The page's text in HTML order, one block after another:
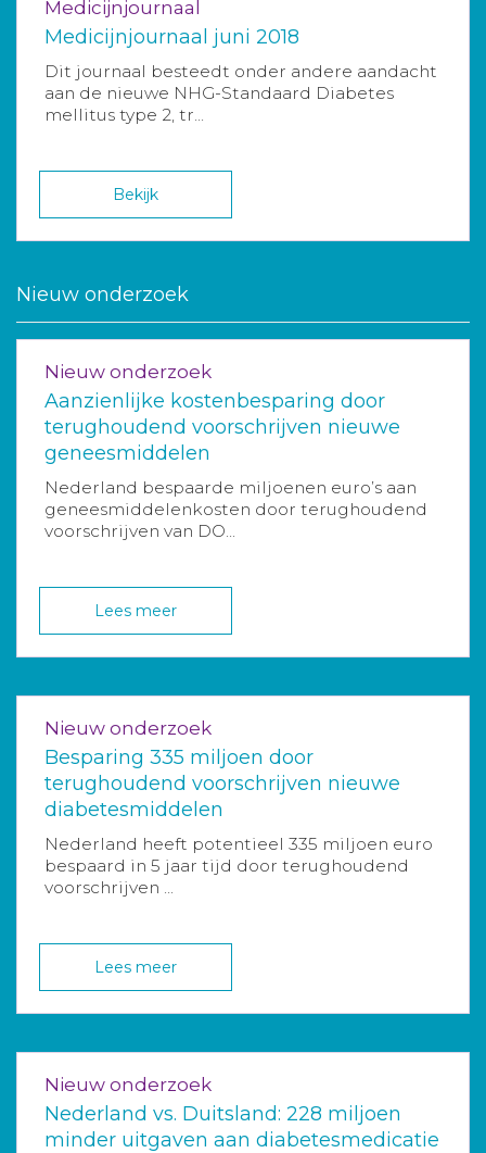
Medicijnjournaal
Medicijnjournaal juni 2018
Dit journaal besteedt onder andere aandacht
aan de nieuwe NHG-Standaard Diabetes
mellitus type 2, tr...
Bekijk
Nieuw onderzoek
Nieuw onderzoek
Aanzienlijke kostenbesparing door
terughoudend voorschrijven nieuwe
geneesmiddelen
Nederland bespaarde miljoenen euro’s aan
geneesmiddelenkosten door terughoudend
voorschrijven van DO...
Lees meer
Nieuw onderzoek
Besparing 335 miljoen door
terughoudend voorschrijven nieuwe
diabetesmiddelen
Nederland heeft potentieel 335 miljoen euro
bespaard in 5 jaar tijd door terughoudend
voorschrijven ...
Lees meer
Nieuw onderzoek
Nederland vs. Duitsland: 228 miljoen
minder uitgaven aan diabetesmedicatie